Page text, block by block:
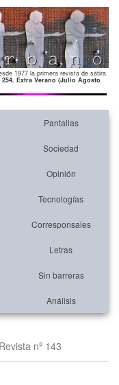
1977 la primera revista de sátira
254. Extra Verano (Julio Agosto
Pantallas
Sociedad
Opinión
Tecnologías
Corresponsales
Letras
Sin barreras
Análisis
Revista nº 143